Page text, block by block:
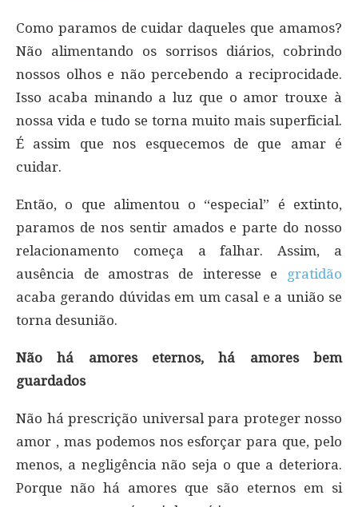
Como paramos de cuidar daqueles que amamos?
Não alimentando os sorrisos diários, cobrindo
nossos olhos e não percebendo a reciprocidade.
Isso acaba minando a luz que o amor trouxe à
nossa vida e tudo se torna muito mais superficial.
É assim que nos esquecemos de que amar é
cuidar.
Então, o que alimentou o “especial” é extinto,
paramos de nos sentir amados e parte do nosso
relacionamento começa a falhar. Assim, a
ausência de amostras de interesse e gratidão
acaba gerando dúvidas em um casal e a união se
torna desunião.
Não há amores eternos, há amores bem
guardados
Não há prescrição universal para proteger nosso
amor , mas podemos nos esforçar para que, pelo
menos, a negligência não seja o que a deteriora.
Porque não há amores que são eternos em si